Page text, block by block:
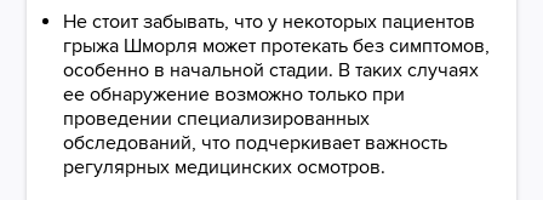
Не стоит забывать, что у некоторых пациентов
грыжа Шморля может протекать без симптомов,
особенно в начальной стадии. В таких случаях
ее обнаружение возможно только при
проведении специализированных
обследований, что подчеркивает важность
регулярных медицинских осмотров.